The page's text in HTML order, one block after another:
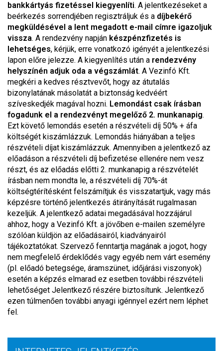
bankkártyás fizetéssel kiegyenlíti. A jelentkezéseket a
beérkezés sorrendjében regisztráljuk és a díjbekérő
megküldésével a lent megadott e-mail címre igazoljuk
vissza. A rendezvény napján készpénzfizetés is
lehetséges, kérjük, erre vonatkozó igényét a jelentkezési
lapon előre jelezze. A kiegyenlítés után a rendezvény
helyszínén adjuk oda a végszámlát. A Vezinfó Kft.
megkéri a kedves résztvevőt, hogy az átutalás
bizonylatának másolatát a biztonság kedvéért
szíveskedjék magával hozni. Lemondást csak írásban
fogadunk el a rendezvényt megelőző 2. munkanapig.
Ezt követő lemondás esetén a részvételi díj 50% + áfa
költségét kiszámlázzuk. Lemondás hiányában a teljes
részvételi díjat kiszámlázzuk. Amennyiben a jelentkező az
előadáson a részvételi díj befizetése ellenére nem vesz
részt, és az előadás előtti 2. munkanapig a részvételét
írásban nem mondta le, a részvételi díj 70%-át
költségtérítésként felszámítjuk és visszatartjuk, vagy más
képzésre történő jelentkezés átirányítását rugalmasan
kezeljük. A jelentkező adatai megadásával hozzájárul
ahhoz, hogy a Vezinfó Kft. a jövőben e-mailen személyre
szólóan küldjön az előadásairól, kiadványairól
tájékoztatókat. Szervező fenntartja magának a jogot, hogy
nem megfelelő érdeklődés vagy egyéb nem várt esemény
(pl. előadó betegsége, áramszünet, időjárási viszonyok)
esetén a képzés elmarad ez esetben további részvételi
lehetőséget Jelentkező részére biztosítunk. Jelentkező
ezen túlmenően további anyagi igénnyel ezért nem léphet
fel.